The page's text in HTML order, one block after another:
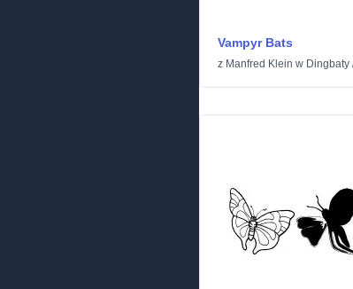
Vampyr Bats
z Manfred Klein w Dingbaty